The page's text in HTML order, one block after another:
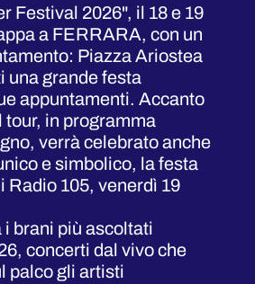
Festival 2026", il 18 e 19
a FERRARA, con un
Piazza Ariostea
una grande festa
appuntamenti. Accanto
tour, in programma
verrà celebrato anche
e simbolico, la festa
Radio 105, venerdì 19
i brani più ascoltati
concerti dal vivo che
palco gli artisti